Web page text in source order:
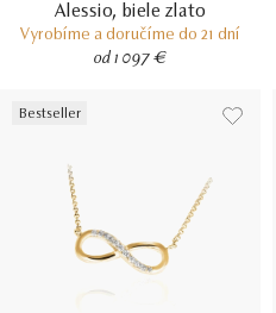
Alessio, biele zlato
Vyrobíme a doručíme do 21 dní
od 1 097 €
Bestseller